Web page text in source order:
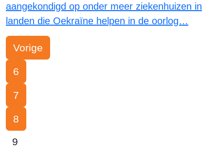
aangekondigd op onder meer ziekenhuizen in
landen die Oekraïne helpen in de oorlog…
Vorige
6
7
8
9